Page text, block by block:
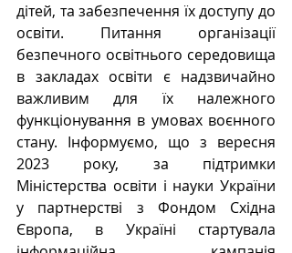
дітей, та забезпечення їх доступу до
освіти. Питання організації
безпечного освітнього середовища
в закладах освіти є надзвичайно
важливим для їх належного
функціонування в умовах воєнного
стану. Інформуємо, що з вересня
2023 року, за підтримки
Міністерства освіти і науки України
у партнерстві з Фондом Східна
Європа, в Україні стартувала